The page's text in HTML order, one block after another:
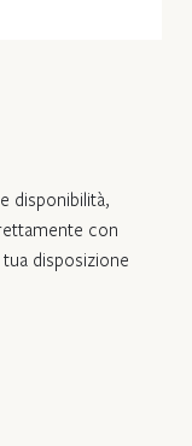
disponibilità,
con
disposizione